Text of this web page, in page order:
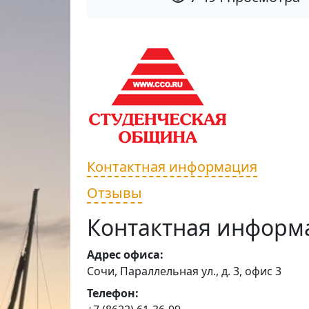
Контактная информация
Отзывы
Контактная
Адрес офиса:
Сочи, Параллельная ул., д. 3, офис 3
Телефон: